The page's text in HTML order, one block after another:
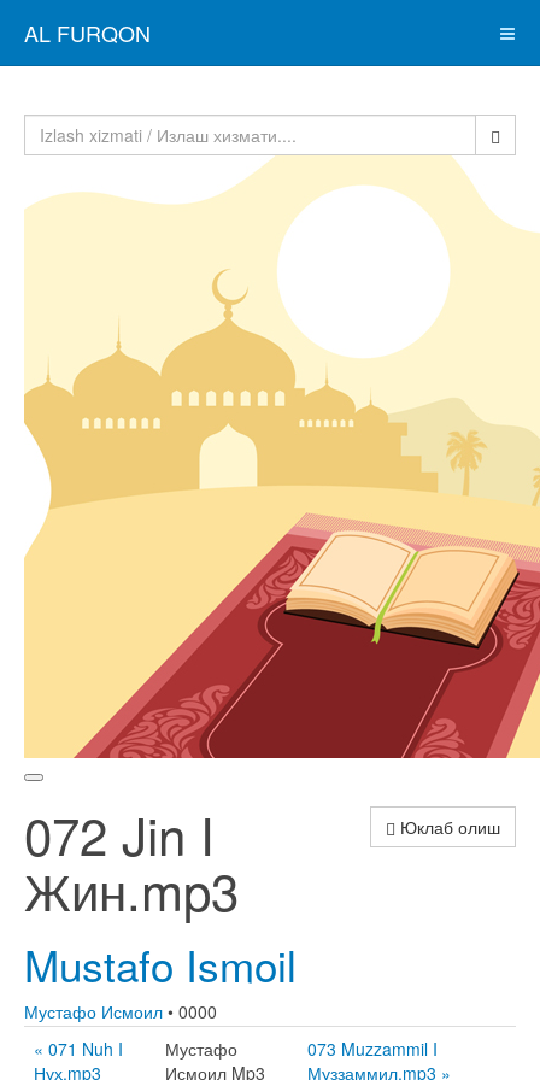
AL FURQON
Юклаб олиш
072 Jin I
Жин.mp3
Mustafo Ismoil
Мустафо Исмоил • 0000
« 071 Nuh I
Нуҳ.mp3
Мустафо
Исмоил Mp3
073 Muzzammil I
Муззаммил.mp3 »